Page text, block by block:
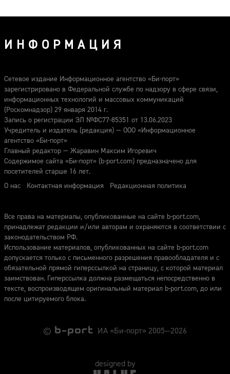
ИНФОРМАЦИЯ
Сетевое издание Информационное агентство «Би-порт»
зарегистрировано в Федеральной службе по надзору в сфере связи,
информационных технологий и массовых коммуникаций
(Роскомнадзор) 29 января 2014 г.
Запись о регистрации ЭЛ №ФС77-85351 от 13.06.2023
Учредитель и издатель (редакция) — ООО «Информационное
агентство «Би-порт»
Главный редактор — Жаравин Максим Игоревич
Содержимое сайта «Би-порт» (b-port.com) предназначено для
посетителей старше 16 лет.
О нас
Контактная информация Редакционная политика
Все права на материалы, опубликованные на сайте b-port.com,
принадлежат редакции и/или авторам и охраняются в соответствии с
законодательством РФ.
Использование материалов, опубликованных на сайте b-port.com
допускается только с письменного разрешения правообладателя и с
обязательной прямой гиперссылкой на страницу, с которой материал
заимствован. Гиперссылка должна размещаться непосредственно в
тексте, воспроизводящем оригинальный материал b-port.com, до или
после цитируемого блока.
© ИА «Би-порт» 2005—2026
designed by